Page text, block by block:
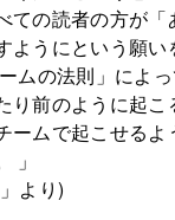
ての読者の方が「
ようにという願い
ムの法則」によ
り前のように起こ
ームで起こせるよ
」
より)